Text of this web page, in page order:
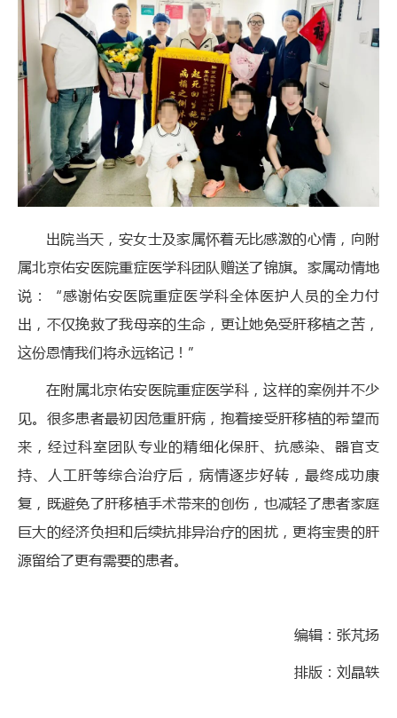
出院当天，安女士及家属怀着无比感激的心情，向附
属北京佑安医院重症医学科团队赠送了锦旗。家属动情地
说：“感谢佑安医院重症医学科全体医护人员的全力付
出，不仅挽救了我母亲的生命，更让她免受肝移植之苦，
这份恩情我们将永远铭记！”
在附属北京佑安医院重症医学科，这样的案例并不少
见。很多患者最初因危重肝病，抱着接受肝移植的希望而
来，经过科室团队专业的精细化保肝、抗感染、器官支
持、人工肝等综合治疗后，病情逐步好转，最终成功康
复，既避免了肝移植手术带来的创伤，也减轻了患者家庭
巨大的经济负担和后续抗排异治疗的困扰，更将宝贵的肝
源留给了更有需要的患者。
编辑：张芃扬
排版：刘晶轶